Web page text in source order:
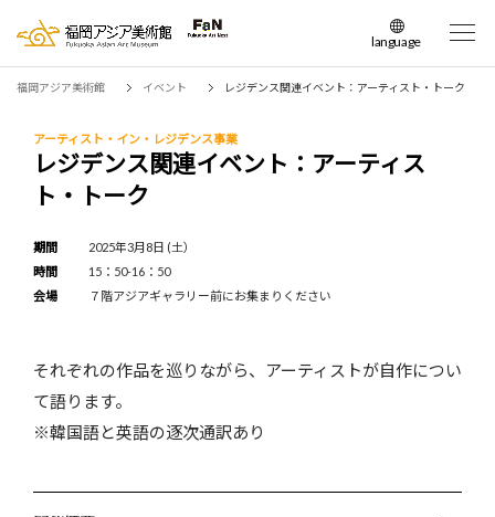
language
日本語
繁体中文
福岡アジア美術館 イベント レジデンス関連イベント：アーティスト・トーク
アーティスト・イン・レジデンス事業
レジデンス関連イベント：アーティス
ト・トーク
期間
2025年3月8日 (土）
時間
15：50-16：50
会場
７階アジアギャラリー前にお集まりください
それぞれの作品を巡りながら、アーティストが自作につい
て語ります。
※韓国語と英語の逐次通訳あり